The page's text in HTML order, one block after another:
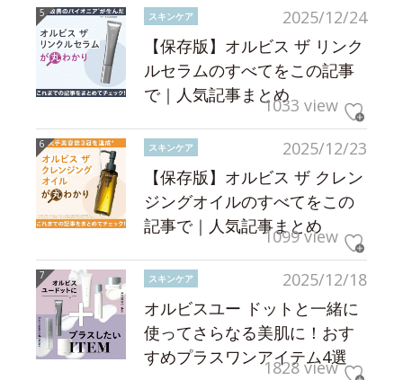
2025/12/24
スキンケア
【保存版】オルビス ザ リンク
ルセラムのすべてをこの記事
で｜人気記事まとめ1033 view
2025/12/23
スキンケア
【保存版】オルビス ザ クレン
ジングオイルのすべてをこの
記事で｜人気記事まとめ
1099 view
2025/12/18
スキンケア
オルビスユー ドットと一緒に
使ってさらなる美肌に！おす
すめプラスワンアイテム4選
1828 view